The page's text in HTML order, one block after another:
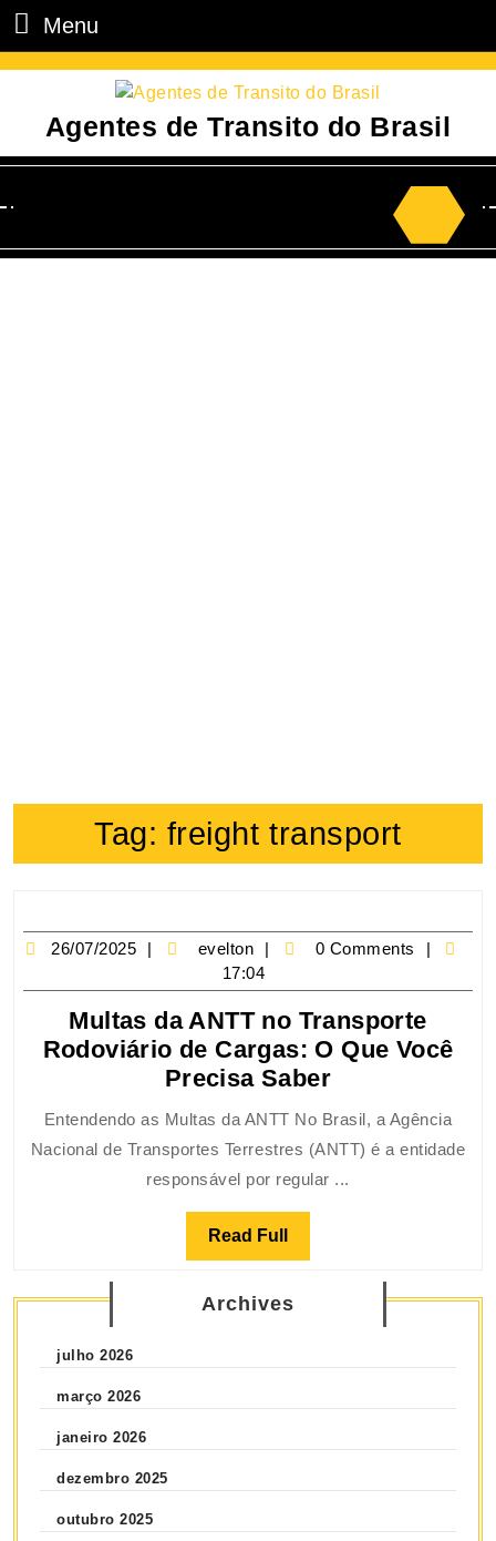
Menu
Agentes de Transito do Brasil
Tag: freight transport
26/07/2025 evelton
0 Comments
17:04
Multas da ANTT no Transporte
Rodoviário de Cargas: O Que Você
Precisa Saber
Entendendo as Multas da ANTT No Brasil, a Agência
Nacional de Transportes Terrestres (ANTT) é a entidade
responsável por regular ...
Read Full
Archives
julho 2026
março 2026
janeiro 2026
dezembro 2025
outubro 2025